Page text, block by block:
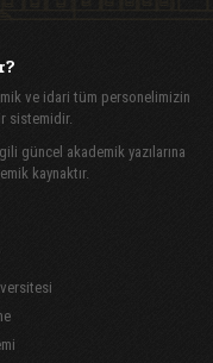
ve idari tüm personelimizin
sistemidir.
güncel akademik yazılarına
kaynaktır.